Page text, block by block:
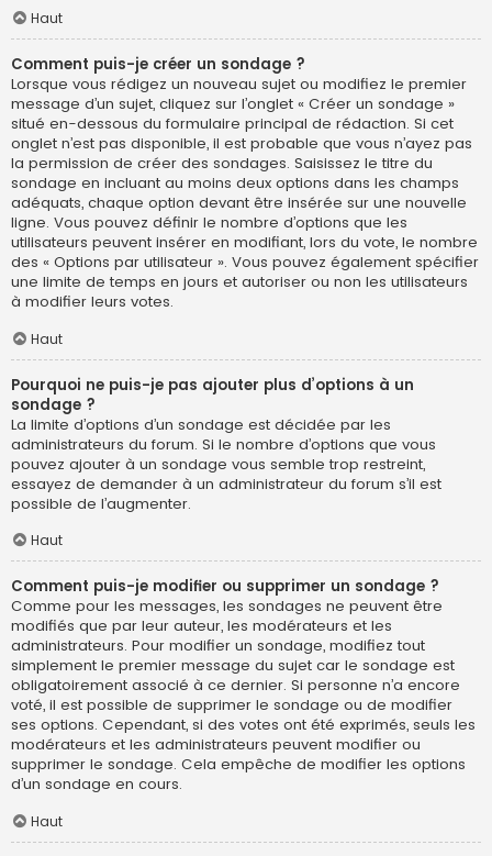
Haut
Comment puis-je créer un sondage ?
Lorsque vous rédigez un nouveau sujet ou modifiez le premier
message d’un sujet, cliquez sur l’onglet « Créer un sondage »
situé en-dessous du formulaire principal de rédaction. Si cet
onglet n’est pas disponible, il est probable que vous n’ayez pas
la permission de créer des sondages. Saisissez le titre du
sondage en incluant au moins deux options dans les champs
adéquats, chaque option devant être insérée sur une nouvelle
ligne. Vous pouvez définir le nombre d’options que les
utilisateurs peuvent insérer en modifiant, lors du vote, le nombre
des « Options par utilisateur ». Vous pouvez également spécifier
une limite de temps en jours et autoriser ou non les utilisateurs
à modifier leurs votes.
Haut
Pourquoi ne puis-je pas ajouter plus d’options à un
sondage ?
La limite d’options d’un sondage est décidée par les
administrateurs du forum. Si le nombre d’options que vous
pouvez ajouter à un sondage vous semble trop restreint,
essayez de demander à un administrateur du forum s’il est
possible de l’augmenter.
Haut
Comment puis-je modifier ou supprimer un sondage ?
Comme pour les messages, les sondages ne peuvent être
modifiés que par leur auteur, les modérateurs et les
administrateurs. Pour modifier un sondage, modifiez tout
simplement le premier message du sujet car le sondage est
obligatoirement associé à ce dernier. Si personne n’a encore
voté, il est possible de supprimer le sondage ou de modifier
ses options. Cependant, si des votes ont été exprimés, seuls les
modérateurs et les administrateurs peuvent modifier ou
supprimer le sondage. Cela empêche de modifier les options
d’un sondage en cours.
Haut